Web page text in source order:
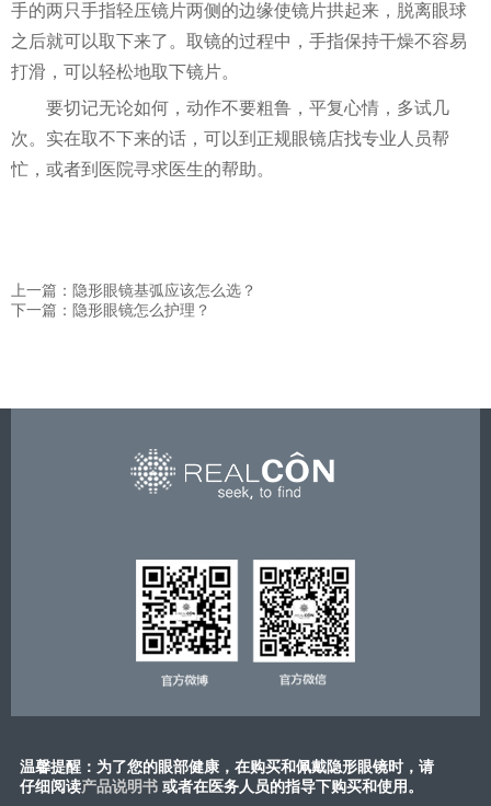
手的两只手指轻压镜片两侧的边缘使镜片拱起来，脱离眼球
之后就可以取下来了。取镜的过程中，手指保持干燥不容易
打滑，可以轻松地取下镜片。
要切记无论如何，动作不要粗鲁，平复心情，多试几
次。实在取不下来的话，可以到正规眼镜店找专业人员帮
忙，或者到医院寻求医生的帮助。
上一篇：隐形眼镜基弧应该怎么选？
下一篇：隐形眼镜怎么护理？
温馨提醒：为了您的眼部健康，在购买和佩戴隐形眼镜时，请
仔细阅读产品说明书 或​者在医务人员的指导下购买和使用。